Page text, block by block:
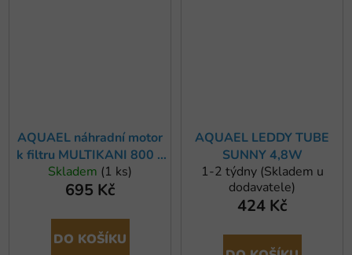
AQUAEL náhradní motor
k filtru MULTIKANI 800 a
MIDIKANI 800
Skladem (1 ks)
695 Kč
DO KOŠÍKU
AQUAEL LEDDY TUBE
SUNNY 4,8W
1-2 týdny (Skladem u
dodavatele)
424 Kč